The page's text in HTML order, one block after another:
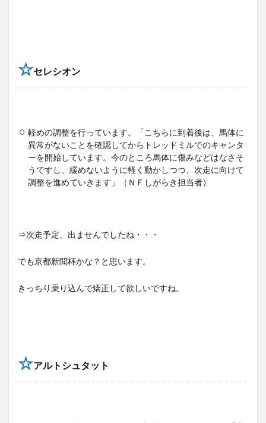
☆セレシオン
軽めの調整を行っています。「こちらに到着後は、馬体に
異常がないことを確認してからトレッドミルでのキャンタ
ーを開始しています。今のところ馬体に傷みなどはなさそ
うですし、緩めないように軽く動かしつつ、次走に向けて
調整を進めていきます」（ＮＦしがらき担当者）
⇒次走予定、出ませんでしたね・・・
でも京都新聞杯かな？と思います。
きっちり乗り込んで矯正して欲しいですね。
☆アルトシュタット